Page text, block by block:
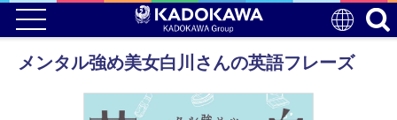
メンタル強め美女白川さんの英語フレーズ